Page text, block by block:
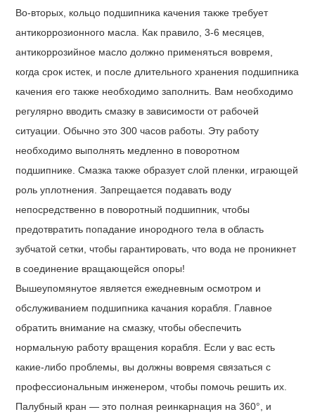
Во-вторых, кольцо подшипника качения также требует
антикоррозионного масла. Как правило, 3-6 месяцев,
антикоррозийное масло должно применяться вовремя,
когда срок истек, и после длительного хранения подшипника
качения его также необходимо заполнить. Вам необходимо
регулярно вводить смазку в зависимости от рабочей
ситуации. Обычно это 300 часов работы. Эту работу
необходимо выполнять медленно в поворотном
подшипнике. Смазка также образует слой пленки, играющей
роль уплотнения. Запрещается подавать воду
непосредственно в поворотный подшипник, чтобы
предотвратить попадание инородного тела в область
зубчатой ​​сетки, чтобы гарантировать, что вода не проникнет
в соединение вращающейся опоры!
Вышеупомянутое является ежедневным осмотром и
обслуживанием подшипника качания корабля. Главное
обратить внимание на смазку, чтобы обеспечить
нормальную работу вращения корабля. Если у вас есть
какие-либо проблемы, вы должны вовремя связаться с
профессиональным инженером, чтобы помочь решить их.
Палубный кран — это полная реинкарнация на 360°, и